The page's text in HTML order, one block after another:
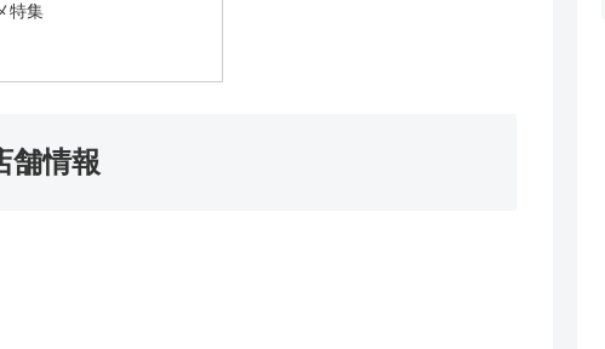
特集
舗情報